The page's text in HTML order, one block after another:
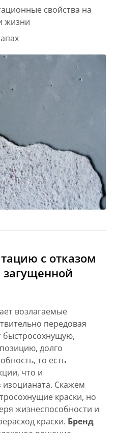
свойства на
жизни
с отказом
загущенной
возлагаемые
передовая
быстросохнущую,
долго
то есть
что и
Скажем
краски, но
жизнеспособности и
краски. Бренд